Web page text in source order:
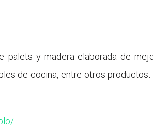
y madera elaborada de
de cocina, entre otros productos.